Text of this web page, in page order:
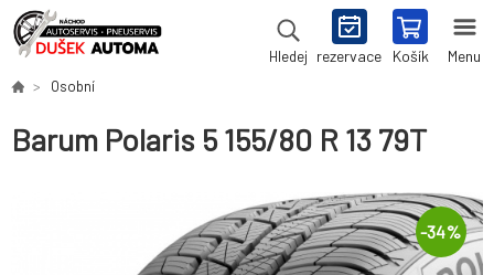
Hledej rezervace Košík Menu
Osobní
Barum Polaris 5 155/80 R 13 79T
-34%